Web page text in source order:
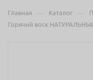
Главная — Каталог —
Горячий воск